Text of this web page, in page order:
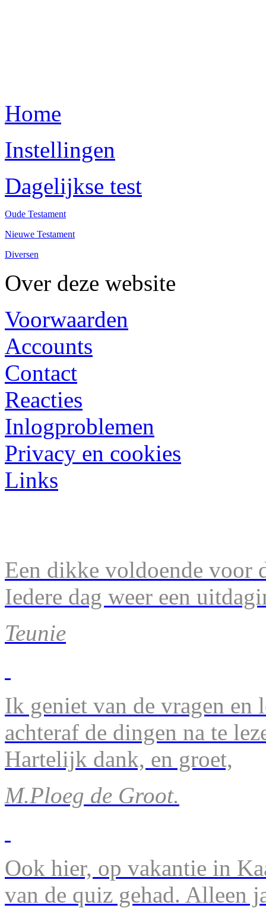
Home
Instellingen
Dagelijkse test
Oude Testament
Nieuwe Testament
Diversen
Over deze website
Voorwaarden
Accounts
Contact
Reacties
Inlogproblemen
Privacy en cookies
Links
Een dikke voldoende voor
Iedere dag weer een
Teunie
Ik geniet van de vragen en
achteraf de dingen na te
Hartelijk dank, en groet,
M.Ploeg de Groot.
Ook hier, op vakantie in
van de quiz gehad. Alleen